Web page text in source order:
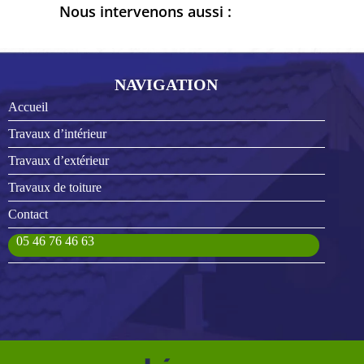
Nous intervenons aussi :
NAVIGATION
Accueil
Travaux d’intérieur
Travaux d’extérieur
Travaux de toiture
Contact
05 46 76 46 63